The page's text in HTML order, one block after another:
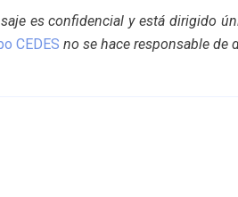
es confidencial y está dirigido
CEDES no se hace responsable de